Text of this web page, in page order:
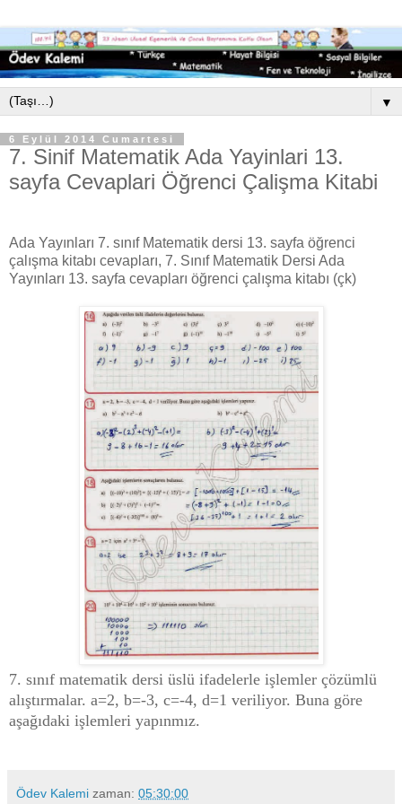
▼
6 Eylül 2014 Cumartesi
7. Sinif Matematik Ada Yayinlari 13.
sayfa Cevaplari Öğrenci Çalişma Kitabi
Ada Yayınları 7. sınıf Matematik dersi 13. sayfa öğrenci
çalışma kitabı cevapları, 7. Sınıf Matematik Dersi Ada
Yayınları 13. sayfa cevapları öğrenci çalışma kitabı (çk)
7. sınıf matematik dersi üslü ifadelerle işlemler çözümlü
alıştırmalar. a=2, b=-3, c=-4, d=1 veriliyor. Buna göre
aşağıdaki işlemleri yapınmız.
Ödev Kalemi zaman: 05:30:00